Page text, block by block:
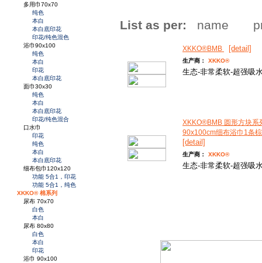
多用巾70x70
纯色
本白
本白底印花
印花/纯色混色
浴巾90x100
纯色
本白
印花
本白底印花
面巾30x30
纯色
本白
本白底印花
印花/纯色混合
口水巾
印花
纯色
本白
本白底印花
细布包巾120x120
功能 5合1，印花
功能 5合1，纯色
XKKO® 棉系列
尿布 70x70
白色
本白
尿布 80x80
白色
本白
印花
浴巾 90x100
List as per: name
XKKO®BMB [detail]
生产商： XKKO®
生态-非常柔软-超强吸
XKKO®BMB 圆形方块系
90x100cm细布浴巾1条
[detail]
生产商： XKKO®
生态-非常柔软-超强吸